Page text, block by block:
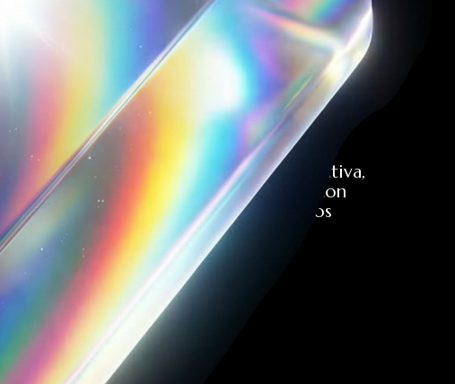
aportamos estrategia creativa,
curaduría y producción, con
licencias y términos claros